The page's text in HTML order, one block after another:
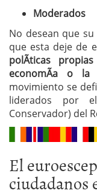
Moderados
No desean que su
que esta deje de
polÃ­ticas
economÃ­a o la
movimiento se
liderados por
Conservador) del
El
ciudadanos